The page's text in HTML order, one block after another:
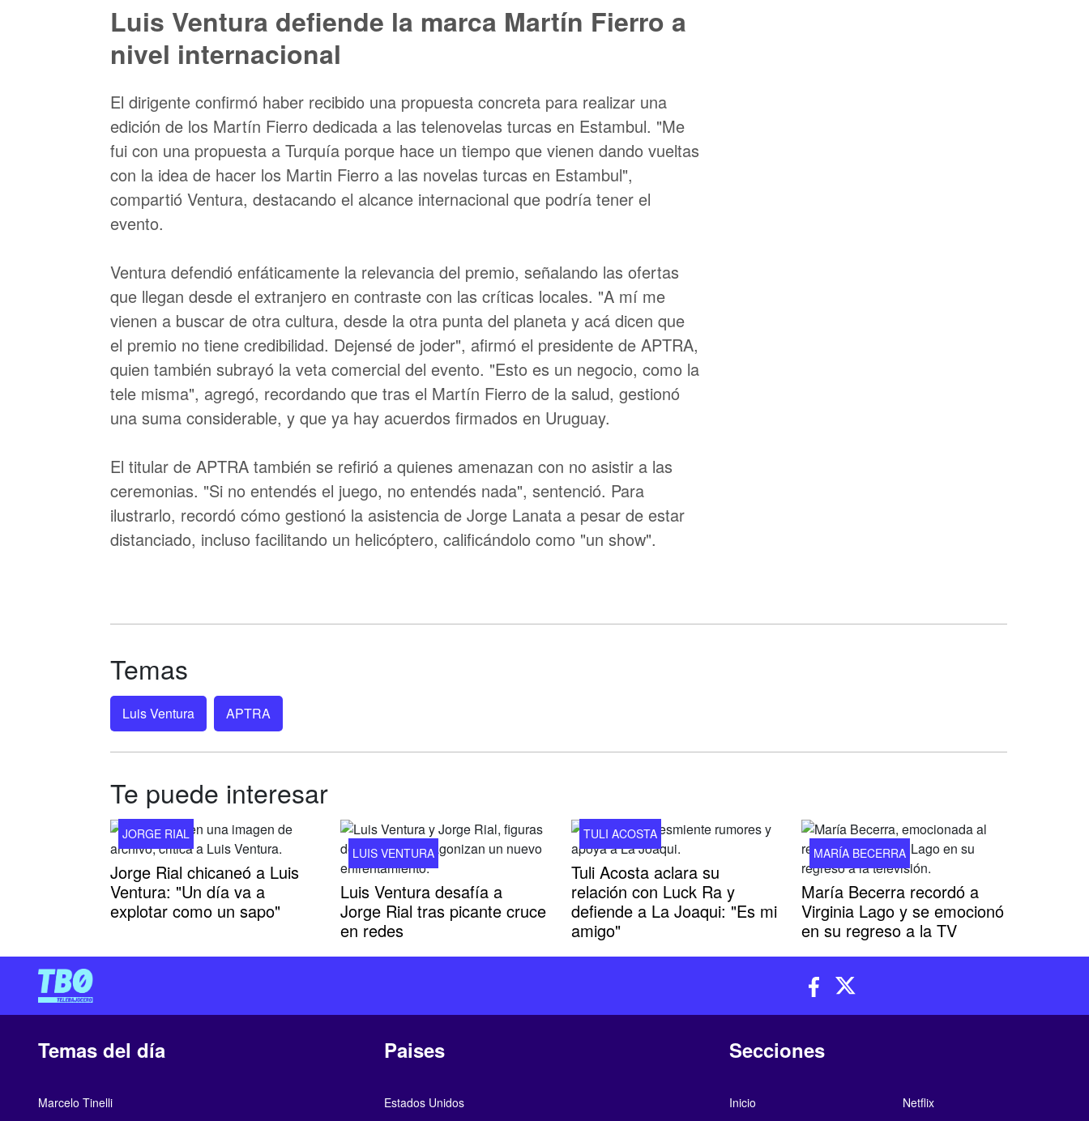
Luis Ventura defiende la marca Martín Fierro a
nivel internacional
El dirigente confirmó haber recibido una propuesta concreta para realizar una
edición de los Martín Fierro dedicada a las telenovelas turcas en Estambul. "Me
fui con una propuesta a Turquía porque hace un tiempo que vienen dando vueltas
con la idea de hacer los Martin Fierro a las novelas turcas en Estambul",
compartió Ventura, destacando el alcance internacional que podría tener el
evento.
Ventura defendió enfáticamente la relevancia del premio, señalando las ofertas
que llegan desde el extranjero en contraste con las críticas locales. "A mí me
vienen a buscar de otra cultura, desde la otra punta del planeta y acá dicen que
el premio no tiene credibilidad. Dejensé de joder", afirmó el presidente de APTRA,
quien también subrayó la veta comercial del evento. "Esto es un negocio, como la
tele misma", agregó, recordando que tras el Martín Fierro de la salud, gestionó
una suma considerable, y que ya hay acuerdos firmados en Uruguay.
El titular de APTRA también se refirió a quienes amenazan con no asistir a las
ceremonias. "Si no entendés el juego, no entendés nada", sentenció. Para
ilustrarlo, recordó cómo gestionó la asistencia de Jorge Lanata a pesar de estar
distanciado, incluso facilitando un helicóptero, calificándolo como "un show".
Temas
Luis Ventura APTRA
Te puede interesar
JORGE RIAL
Jorge Rial chicaneó a Luis
Ventura: "Un día va a
explotar como un sapo"
LUIS VENTURA
Luis Ventura desafía a
Jorge Rial tras picante cruce
en redes
TULI ACOSTA
Tuli Acosta aclara su
relación con Luck Ra y
defiende a La Joaqui: "Es mi
amigo"
MARÍA BECERRA
María Becerra recordó a
Virginia Lago y se emocionó
en su regreso a la TV
Temas del día
Marcelo Tinelli
Paises
Estados Unidos
Secciones
Inicio Netflix